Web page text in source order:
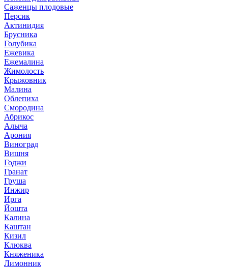
Саженцы плодовые
Персик
Актинидия
Брусника
Голубика
Ежевика
Ежемалина
Жимолость
Крыжовник
Малина
Облепиха
Смородина
Абрикос
Алыча
Арония
Виноград
Вишня
Годжи
Гранат
Груша
Инжир
Ирга
Йошта
Калина
Каштан
Кизил
Клюква
Княженика
Лимонник